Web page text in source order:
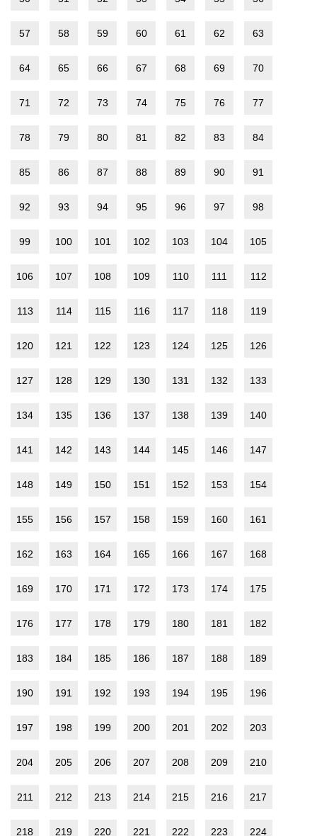
57 58 59 60 61 62 63
64 65 66 67 68 69 70
71 72 73 74 75 76 77
78 79 80 81 82 83 84
85 86 87 88 89 90 91
92 93 94 95 96 97 98
99 100 101 102 103 104 105
106 107 108 109 110 111 112
113 114 115 116 117 118 119
120 121 122 123 124 125 126
127 128 129 130 131 132 133
134 135 136 137 138 139 140
141 142 143 144 145 146 147
148 149 150 151 152 153 154
155 156 157 158 159 160 161
162 163 164 165 166 167 168
169 170 171 172 173 174 175
176 177 178 179 180 181 182
183 184 185 186 187 188 189
190 191 192 193 194 195 196
197 198 199 200 201 202 203
204 205 206 207 208 209 210
211 212 213 214 215 216 217
218 219 220 221 222 223 224